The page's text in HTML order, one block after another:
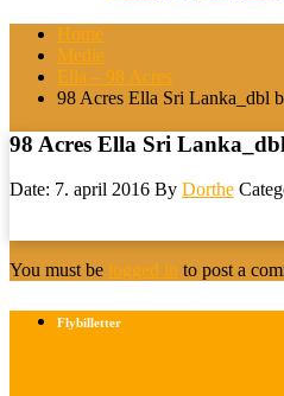
Home
Medie
Ella – 98 Acres
98 Acres Ella Sri Lanka_dbl
98 Acres Ella Sri
Date: 7. april 2016 By Dorthe
You must be logged in to post a
Flybilletter